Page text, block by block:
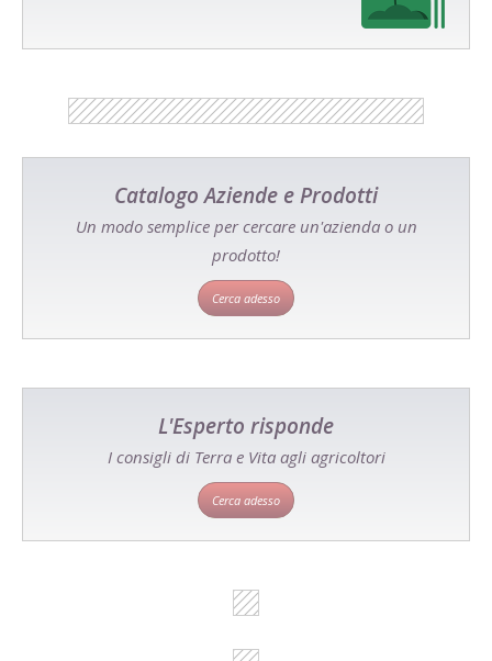
Catalogo Aziende e Prodotti
Un modo semplice per cercare un'azienda o un
prodotto!
Cerca adesso
L'Esperto risponde
I consigli di Terra e Vita agli agricoltori
Cerca adesso